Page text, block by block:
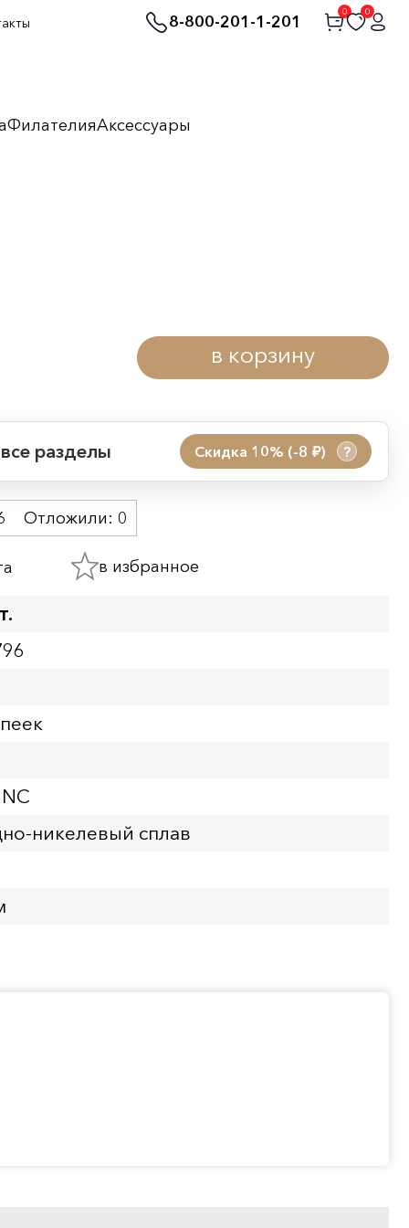
8-800-201-1-201
0 0
ФилателияАксессуары
в корзину
разделы Скидка 10% (-8 руб.) ?
Отложили: 0
в избранное
никелевый сплав